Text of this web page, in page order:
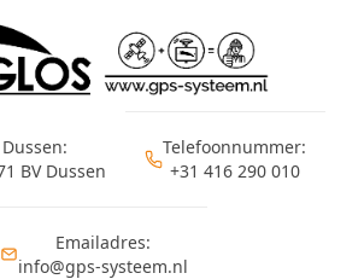
BV Dussen
Telefoonnummer:
+31 416 290 010
Emailadres:
info@gps-systeem.nl